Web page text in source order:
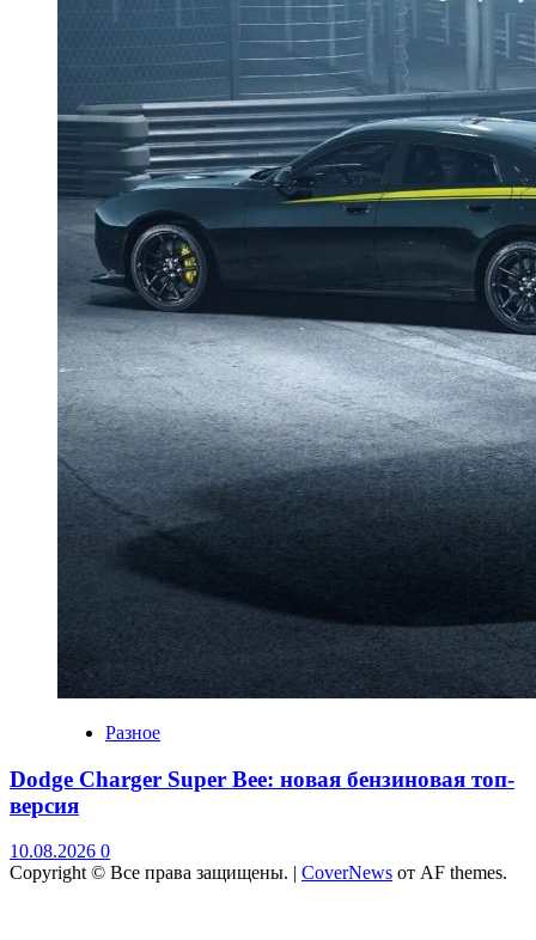
Разное
Dodge Charger Super Bee: новая бензиновая топ-
версия
10.08.2026 0
Copyright © Все права защищены. | CoverNews от AF themes.